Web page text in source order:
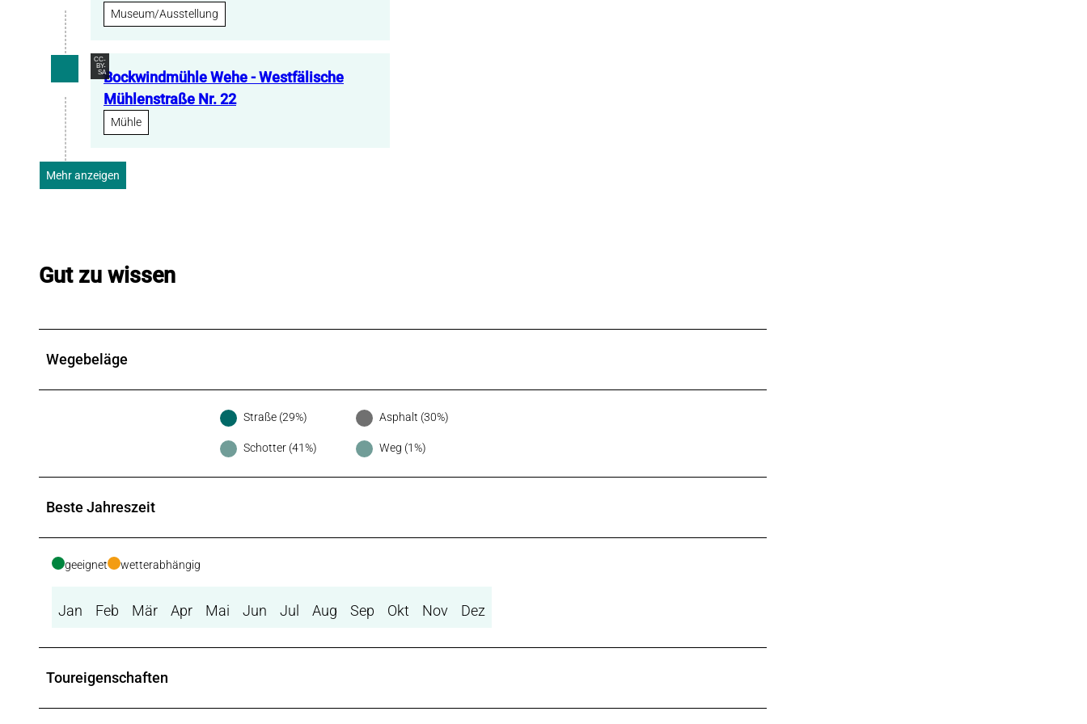
Museum/Ausstellung
CC-
BY-
SABockwindmühle Wehe - Westfälische
Mühlenstraße Nr. 22
Mühle
Mehr anzeigen
Gut zu wissen
Wegebeläge
Straße (29%) Asphalt (30%)
Schotter (41%) Weg (1%)
Beste Jahreszeit
geeignet wetterabhängig
Jan Feb Mär Apr Mai Jun Jul Aug Sep Okt Nov Dez
Toureigenschaften